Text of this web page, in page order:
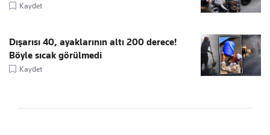
Kaydet
Dışarısı 40, ayaklarının altı 200 derece!
Böyle sıcak görülmedi
Kaydet